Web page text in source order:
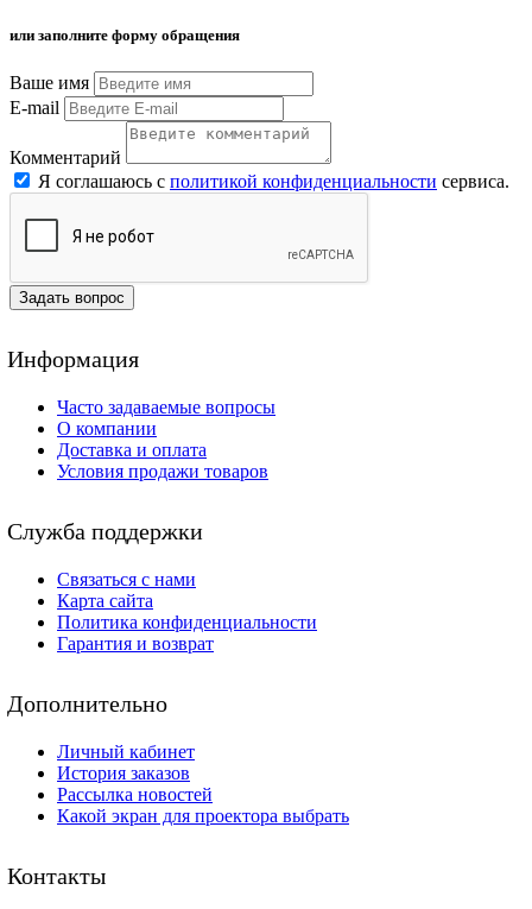
или заполните форму обращения
Ваше имя
E-mail
Комментарий
Я соглашаюсь с политикой конфиденциальности сервиса.
Задать вопрос
Информация
Часто задаваемые вопросы
О компании
Доставка и оплата
Условия продажи товаров
Служба поддержки
Связаться с нами
Карта сайта
Политика конфиденциальности
Гарантия и возврат
Дополнительно
Личный кабинет
История заказов
Рассылка новостей
Какой экран для проектора выбрать
Контакты